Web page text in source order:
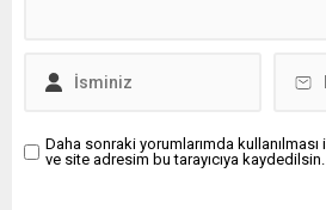
Daha sonraki yorumlarımda
ve site adresim bu tarayıcıya kaydedilsin.